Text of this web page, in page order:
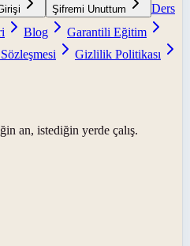
Şifremi Unuttum
Ders
Blog
Garantili Eğitim
Gizlilik Politikası
an, istediğin yerde çalış.